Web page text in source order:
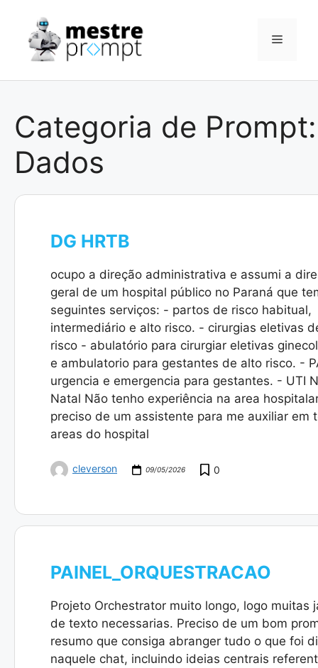
conteúdo
Menu
Categoria de Prompt:
Dados
DG HRTB
ocupo a direção administrativa e assumi a
geral de um hospital público no Paraná que
seguintes serviços: - partos de risco habitual,
intermediário e alto risco. - cirurgias eletivas
risco - abulatório para cirurgiar eletivas
e ambulatorio para gestantes de alto risco. -
urgencia e emergencia para gestantes. - UTI
Natal Não tenho experiência na area
preciso de um assistente para me auxiliar em
areas do hospital
cleverson 09/05/2026 0
PAINEL_ORQUESTRACAO
Projeto Orchestrator muito longo, logo muitas
de texto necessarias. Preciso de um bom
resumo que consiga abranger tudo o que foi
naquele chat, incluindo ideias centrais